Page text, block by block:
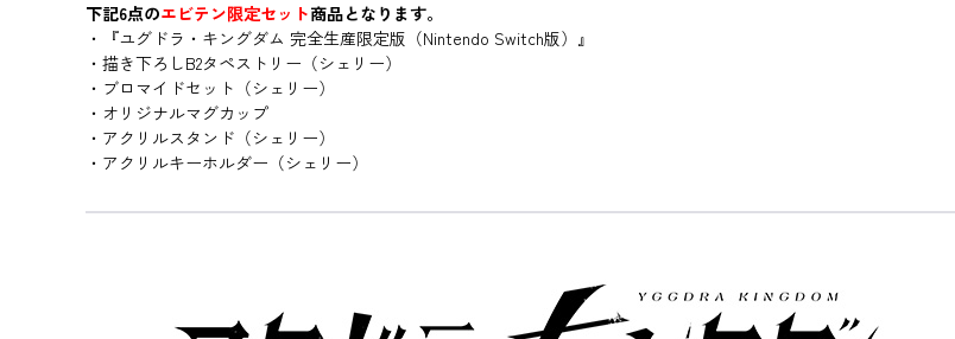
下記6点のエビテン限定セット商品となります。
・『ユグドラ・キングダム 完全生産限定版（Nintendo Switch版）』
・描き下ろしB2タペストリー（シェリー）
・ブロマイドセット（シェリー）
・オリジナルマグカップ
・アクリルスタンド（シェリー）
・アクリルキーホルダー（シェリー）